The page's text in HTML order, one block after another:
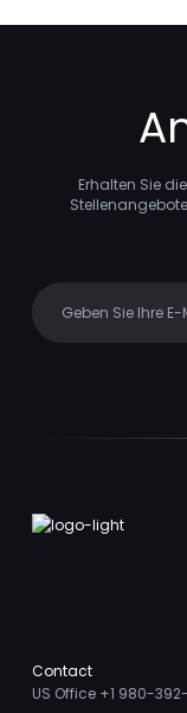
Erhalten Sie
Contact
US Office +1 980-392-